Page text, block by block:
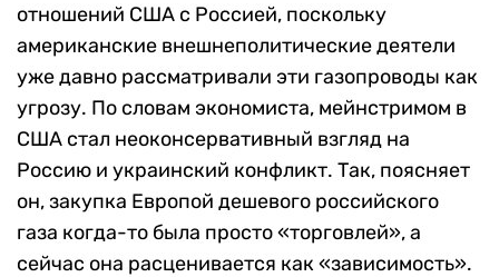
отношений США с Россией, поскольку
американские внешнеполитические деятели
уже давно рассматривали эти газопроводы как
угрозу. По словам экономиста, мейнстримом в
США стал неоконсервативный взгляд на
Россию и украинский конфликт. Так, поясняет
он, закупка Европой дешевого российского
газа когда-то была просто «торговлей», а
сейчас она расценивается как «зависимость».